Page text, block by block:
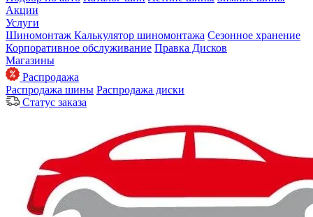
Акции
Услуги
Шиномонтаж Калькулятор шиномонтажа Сезонное хранение
Корпоративное обслуживание Правка Дисков
Магазины
Распродажа
Распродажа шины Распродажа диски
Статус заказа